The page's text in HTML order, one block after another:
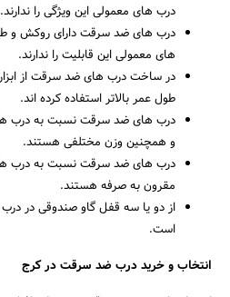
درب های معمولی این ویژگی را ندارند.
درب های ضد سرقت دارای روکش و
های معمولی این قابلیت را ندارند.
در ساخت درب های ضد سرقت از ابزار
طول عمر بالاتر استفاده کرده اند.
درب های ضد سرقت نسبت به درب
و همچنین وزن مختلفی هستند.
درب های ضد سرقت نسبت به درب
مقرون به صرفه هستند.
از دو یا سه قفل گاو صندوقی در
است.
انتخاب و خرید درب ضد سرقت در کرج